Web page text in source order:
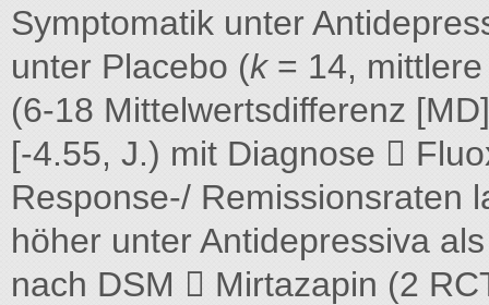
Symptomatik unter
unter Placebo (k= 14, mittlere
(6-18 Mittelwertsdifferenz
[-4.55, J.) mit Diagnose 
Response-/ Remissionsraten
höher unter Antidepressiva
nach DSM  Mirtazapin (2